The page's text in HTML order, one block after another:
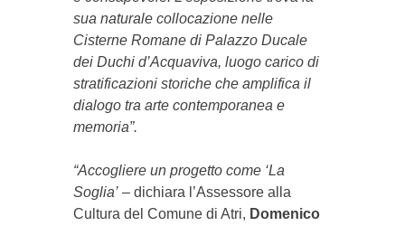
sua naturale collocazione nelle
Cisterne Romane di Palazzo Ducale
dei Duchi d’Acquaviva, luogo carico di
stratificazioni storiche che amplifica il
dialogo tra arte contemporanea e
memoria”.
“Accogliere un progetto come ‘La
Soglia’– dichiara l’Assessore alla
Cultura del Comune di Atri, Domenico